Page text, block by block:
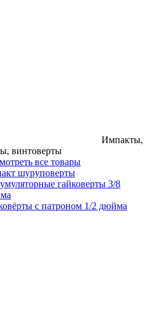
Импакты,
винтоверты
все товары
шуруповерты
гайковерты 3/8
с патроном 1/2 дюйма